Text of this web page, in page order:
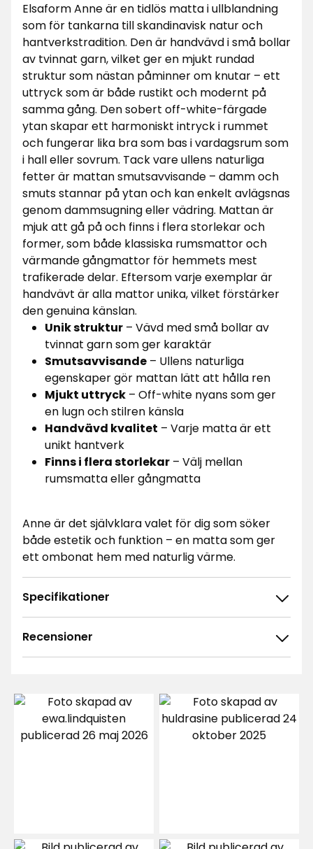
Elsaform Anne är en tidlös matta i ullblandning
som för tankarna till skandinavisk natur och
hantverkstradition. Den är handvävd i små bollar
av tvinnat garn, vilket ger en mjukt rundad
struktur som nästan påminner om knutar – ett
uttryck som är både rustikt och modernt på
samma gång. Den sobert off-white-färgade
ytan skapar ett harmoniskt intryck i rummet
och fungerar lika bra som bas i vardagsrum som
i hall eller sovrum. Tack vare ullens naturliga
fetter är mattan smutsavvisande – damm och
smuts stannar på ytan och kan enkelt avlägsnas
genom dammsugning eller vädring. Mattan är
mjuk att gå på och finns i flera storlekar och
former, som både klassiska rumsmattor och
värmande gångmattor för hemmets mest
trafikerade delar. Eftersom varje exemplar är
handvävt är alla mattor unika, vilket förstärker
den genuina känslan.
Unik struktur – Vävd med små bollar av
tvinnat garn som ger karaktär
Smutsavvisande – Ullens naturliga
egenskaper gör mattan lätt att hålla ren
Mjukt uttryck – Off-white nyans som ger
en lugn och stilren känsla
Handvävd kvalitet – Varje matta är ett
unikt hantverk
Finns i flera storlekar – Välj mellan
rumsmatta eller gångmatta
Anne är det självklara valet för dig som söker
både estetik och funktion – en matta som ger
ett ombonat hem med naturlig värme.
Specifikationer
Recensioner
4.9
14 betyg
2